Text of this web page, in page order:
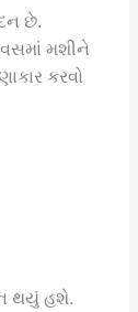
છે.
મશીને
કરવો
થયું હશે.